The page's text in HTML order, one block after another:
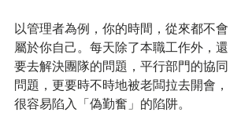
以管理者為例，你的時間，從來都不會
屬於你自己。每天除了本職工作外，還
要去解決團隊的問題，平行部門的協同
問題，更要時不時地被老闆拉去開會，
很容易陷入「偽勤奮」的陷阱。